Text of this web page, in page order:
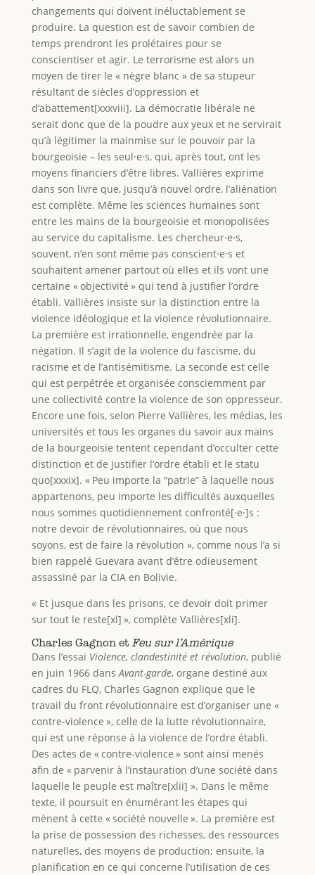
changements qui doivent inéluctablement se
produire. La question est de savoir combien de
temps prendront les prolétaires pour se
conscientiser et agir. Le terrorisme est alors un
moyen de tirer le « nègre blanc » de sa stupeur
résultant de siècles d’oppression et
d’abattement[xxxviii]. La démocratie libérale ne
serait donc que de la poudre aux yeux et ne servirait
qu’à légitimer la mainmise sur le pouvoir par la
bourgeoisie – les seul·e·s, qui, après tout, ont les
moyens financiers d’être libres. Vallières exprime
dans son livre que, jusqu’à nouvel ordre, l’aliénation
est complète. Même les sciences humaines sont
entre les mains de la bourgeoisie et monopolisées
au service du capitalisme. Les chercheur·e·s,
souvent, n’en sont même pas conscient·e·s et
souhaitent amener partout où elles et ils vont une
certaine « objectivité » qui tend à justifier l’ordre
établi. Vallières insiste sur la distinction entre la
violence idéologique et la violence révolutionnaire.
La première est irrationnelle, engendrée par la
négation. Il s’agit de la violence du fascisme, du
racisme et de l’antisémitisme. La seconde est celle
qui est perpétrée et organisée consciemment par
une collectivité contre la violence de son oppresseur.
Encore une fois, selon Pierre Vallières, les médias, les
universités et tous les organes du savoir aux mains
de la bourgeoisie tentent cependant d’occulter cette
distinction et de justifier l’ordre établi et le statu
quo[xxxix]. « Peu importe la “patrie” à laquelle nous
appartenons, peu importe les difficultés auxquelles
nous sommes quotidiennement confronté[·e·]s :
notre devoir de révolutionnaires, où que nous
soyons, est de faire la révolution », comme nous l’a si
bien rappelé Guevara avant d’être odieusement
assassiné par la CIA en Bolivie.
« Et jusque dans les prisons, ce devoir doit primer
sur tout le reste[xl] », complète Vallières[xli].
Charles Gagnon etFeu sur l’Amérique
Dans l’essai Violence, clandestinité et révolution, publié
en juin 1966 dansAvant-garde, organe destiné aux
cadres du FLQ, Charles Gagnon explique que le
travail du front révolutionnaire est d’organiser une «
contre-violence », celle de la lutte révolutionnaire,
qui est une réponse à la violence de l’ordre établi.
Des actes de « contre-violence » sont ainsi menés
afin de « parvenir à l’instauration d’une société dans
laquelle le peuple est maître[xlii] ». Dans le même
texte, il poursuit en énumérant les étapes qui
mènent à cette « société nouvelle ». La première est
la prise de possession des richesses, des ressources
naturelles, des moyens de production; ensuite, la
planification en ce qui concerne l’utilisation de ces